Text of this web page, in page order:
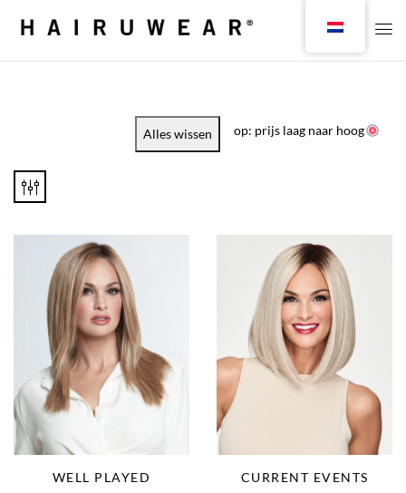
Alles wissen op: prijs laag naar hoog
WELL PLAYED CURRENT EVENTS